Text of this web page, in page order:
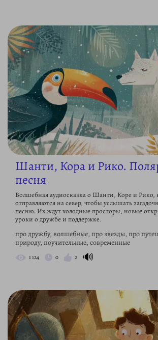
Шанти, Кора и Рико.
песня
Волшебная аудиосказка о Шанти, Коре и Рико,
отправляются на север, чтобы услышать
песню. Их ждут холодные просторы, новые
уроки о дружбе и поддержке.
про дружбу, волшебные, про звезды, про
природу, поучительные, современные
1 124 0 2 🔊